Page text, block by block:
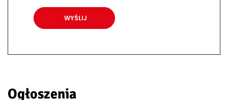
Ogłoszenia